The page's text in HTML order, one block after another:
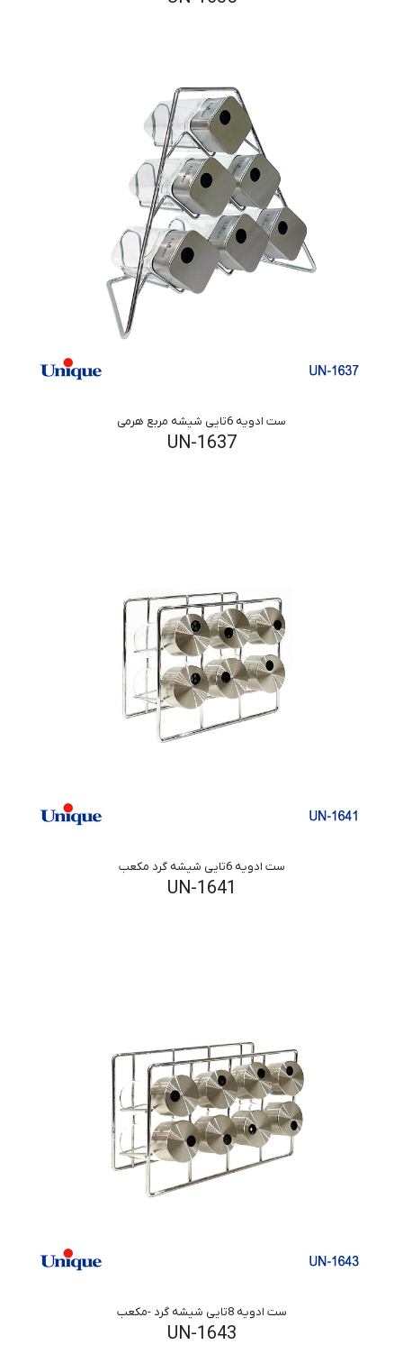
ست ادویه 6تایی شیشه مربع هرمی
UN-1637
ست ادویه 6تایی شیشه گرد مکعب
UN-1641
ست ادویه 8تایی شیشه گرد -مکعب
UN-1643